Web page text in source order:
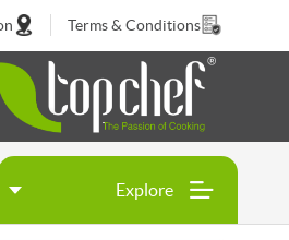
Terms & Conditions
Explore